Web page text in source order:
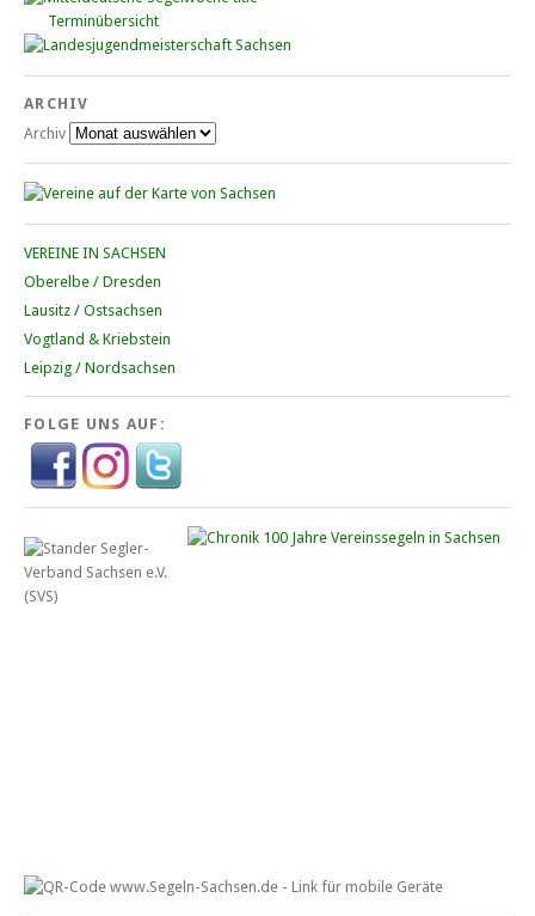
Terminübersicht
ARCHIV
Archiv
VEREINE IN SACHSEN
Oberelbe / Dresden
Lausitz / Ostsachsen
Vogtland & Kriebstein
Leipzig / Nordsachsen
FOLGE UNS AUF: